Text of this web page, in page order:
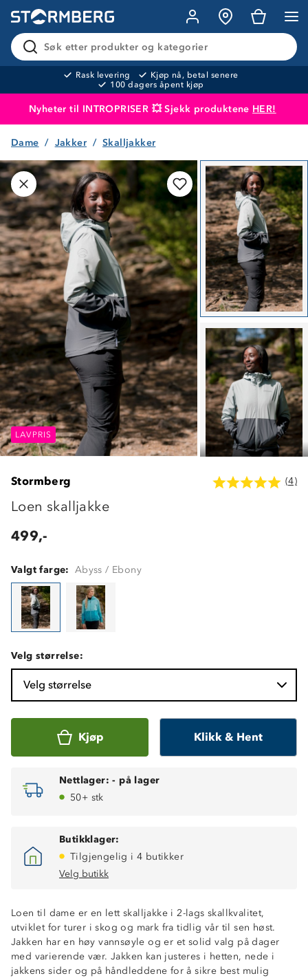
Søk etter produkter og kategorier
Rask levering
Kjøp nå, betal senere
100 dagers åpent kjøp
Nyheter til INTROPRISER 💥 Sjekk produktene HER!
Produktet er lagt i handlekurven
Dame Jakker Skalljakker
LAVPRIS LAVPRIS
LAVPRIS
Stormberg (4)
Loen skalljakke
499,-
Valgt farge: Abyss / Ebony
Velg størrelse:
Velg størrelse
Kjøp Klikk & Hent
Nettlager: - på lager
50+ stk
Butikklager:
Tilgjengelig i 4 butikker
Velg butikk
Loen til dame er en lett skalljakke i 2-lags skallkvalitet,
utviklet for turer i skog og mark fra tidlig vår til sen høst.
Jakken har en høy vannsøyle og er et solid valg på dager
med varierende vær. Jakken kan justeres i hetten, nede i
jakkens sider og på håndleddene for å sikre best mulig